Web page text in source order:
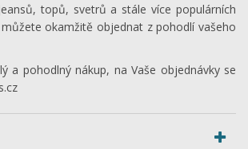
topů, svetrů a stále více populárních
okamžitě objednat z pohodlí vašeho
a pohodlný nákup, na Vaše objednávky se